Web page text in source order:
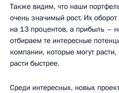
Также видим, что наши
очень значимый рост. Их
на 13 процентов, а прибыль –
отбираем те интересные
компании, которые могут
расти быстрее.
Среди интересных, новых